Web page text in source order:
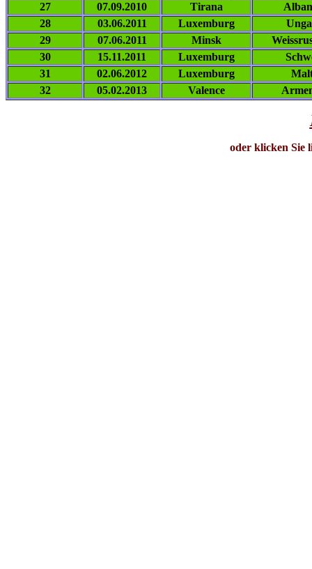
27
07.09.2010 Tirana
28
03.06.2011 Luxemburg
29
07.06.2011 Minsk
30
15.11.2011 Luxemburg
31
02.06.2012 Luxemburg
32
05.02.2013 Valence
oder klicken Sie